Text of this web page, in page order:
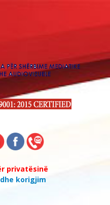
privatësinë
korigjim